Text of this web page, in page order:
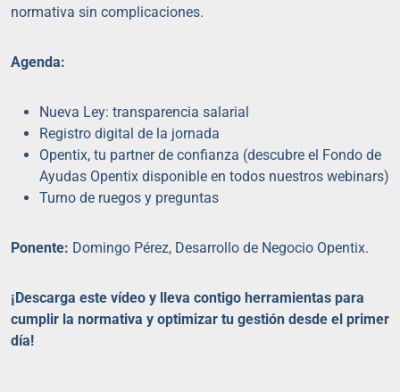
normativa sin complicaciones.
Agenda:
Nueva Ley: transparencia salarial
Registro digital de la jornada
Opentix, tu partner de confianza (descubre el Fondo de
Ayudas Opentix disponible en todos nuestros webinars)
Turno de ruegos y preguntas
Ponente: Domingo Pérez, Desarrollo de Negocio Opentix.
¡Descarga este vídeo y lleva contigo herramientas para
cumplir la normativa y optimizar tu gestión desde el primer
día!